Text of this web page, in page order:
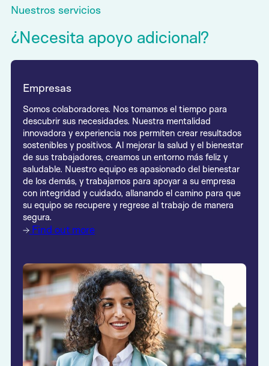
Nuestros servicios
¿Necesita apoyo adicional?
Empresas
Somos colaboradores. Nos tomamos el tiempo para
descubrir sus necesidades. Nuestra mentalidad
innovadora y experiencia nos permiten crear resultados
sostenibles y positivos. Al mejorar la salud y el bienestar
de sus trabajadores, creamos un entorno más feliz y
saludable. Nuestro equipo es apasionado del bienestar
de los demás, y trabajamos para apoyar a su empresa
con integridad y cuidado, allanando el camino para que
su equipo se recupere y regrese al trabajo de manera
segura.
Find out more